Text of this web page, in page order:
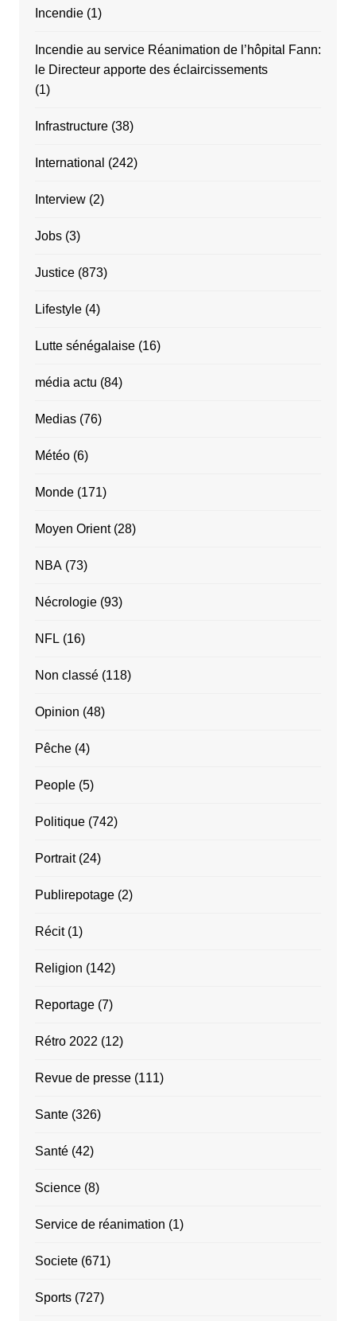
Incendie(1)
Incendie au service Réanimation de l’hôpital Fann:
le Directeur apporte des éclaircissements
(1)
Infrastructure(38)
International (242)
Interview(2)
Jobs(3)
Justice(873)
Lifestyle(4)
Lutte sénégalaise(16)
média actu (84)
Medias(76)
Météo(6)
Monde(171)
Moyen Orient(28)
NBA(73)
Nécrologie(93)
NFL (16)
Non classé(118)
Opinion (48)
Pêche(4)
People(5)
Politique(742)
Portrait(24)
Publirepotage(2)
Récit(1)
Religion (142)
Reportage(7)
Rétro 2022 (12)
Revue de presse(111)
Sante(326)
Santé(42)
Science(8)
Service de réanimation (1)
Societe(671)
Sports(727)